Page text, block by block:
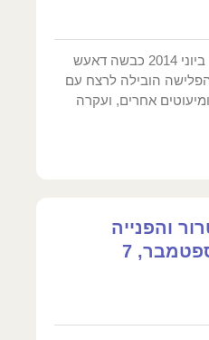
רקע וסוגיית המחקר ב-10 ביוני 2014 כבשה דאעש
הובילה לרצח עם
אחרים, ועקרה
והפנייה
לגאוגרפיה: 11 בספטמבר, 7